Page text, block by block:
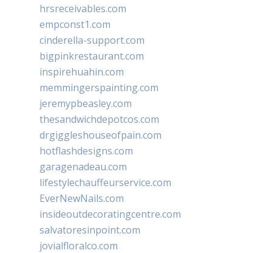
hrsreceivables.com
empconst1.com
cinderella-support.com
bigpinkrestaurant.com
inspirehuahin.com
memmingerspainting.com
jeremypbeasley.com
thesandwichdepotcos.com
drgiggleshouseofpain.com
hotflashdesigns.com
garagenadeau.com
lifestylechauffeurservice.com
EverNewNails.com
insideoutdecoratingcentre.com
salvatoresinpoint.com
jovialfloralco.com